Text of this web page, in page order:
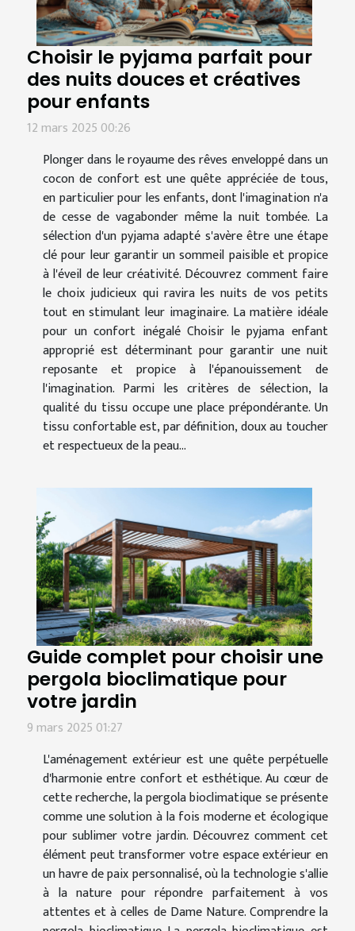
Choisir le pyjama parfait pour
des nuits douces et créatives
pour enfants
12 mars 2025 00:26
Plonger dans le royaume des rêves enveloppé dans un
cocon de confort est une quête appréciée de tous,
en particulier pour les enfants, dont l'imagination n'a
de cesse de vagabonder même la nuit tombée. La
sélection d'un pyjama adapté s'avère être une étape
clé pour leur garantir un sommeil paisible et propice
à l'éveil de leur créativité. Découvrez comment faire
le choix judicieux qui ravira les nuits de vos petits
tout en stimulant leur imaginaire. La matière idéale
pour un confort inégalé Choisir le pyjama enfant
approprié est déterminant pour garantir une nuit
reposante et propice à l'épanouissement de
l'imagination. Parmi les critères de sélection, la
qualité du tissu occupe une place prépondérante. Un
tissu confortable est, par définition, doux au toucher
et respectueux de la peau...
Guide complet pour choisir une
pergola bioclimatique pour
votre jardin
9 mars 2025 01:27
L'aménagement extérieur est une quête perpétuelle
d'harmonie entre confort et esthétique. Au cœur de
cette recherche, la pergola bioclimatique se présente
comme une solution à la fois moderne et écologique
pour sublimer votre jardin. Découvrez comment cet
élément peut transformer votre espace extérieur en
un havre de paix personnalisé, où la technologie s'allie
à la nature pour répondre parfaitement à vos
attentes et à celles de Dame Nature. Comprendre la